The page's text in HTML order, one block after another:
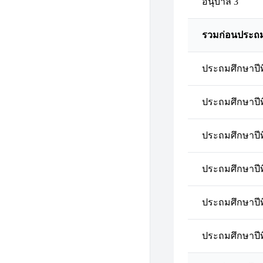
รวมก่อนประถ
ประถมศึกษาปี
ประถมศึกษาปี
ประถมศึกษาปี
ประถมศึกษาปี
ประถมศึกษาปี
ประถมศึกษาปี